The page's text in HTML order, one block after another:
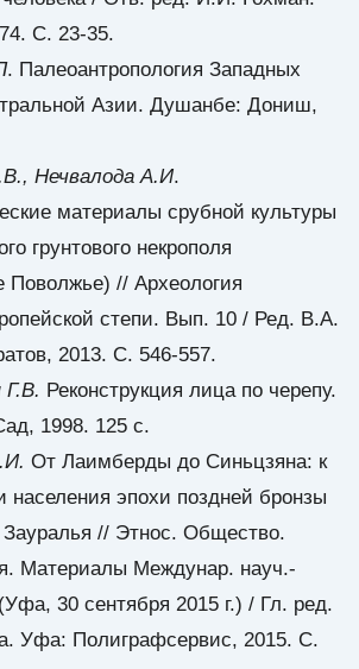
С. 23-35.
. Палеоантропология Западных
Азии. Душанбе: Дониш,
Нечвалода А.И.
материалы срубной культуры
грунтового некрополя
Поволжье) // Археология
степи. Вып. 10 / Ред. В.А.
2013. С. 546-557.
Г.В. Реконструкция лица по черепу.
1998. 125 с.
От Лаимберды до Синьцзяна: к
населения эпохи поздней бронзы
Зауралья // Этнос. Общество.
Материалы Междунар. науч.-
30 сентября 2015 г.) / Гл. ред.
Уфа: Полиграфсервис, 2015. С.